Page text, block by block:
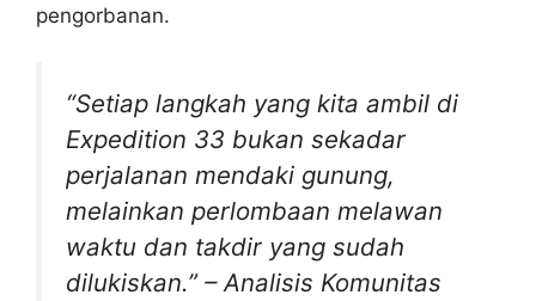
pengorbanan.
“Setiap langkah yang kita ambil di
Expedition 33 bukan sekadar
perjalanan mendaki gunung,
melainkan perlombaan melawan
waktu dan takdir yang sudah
dilukiskan.” – Analisis Komunitas